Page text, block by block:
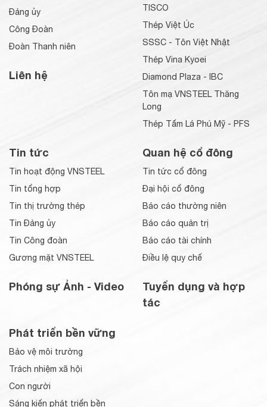
Đảng ủy
Công Đoàn
Đoàn Thanh niên
Liên hệ
TISCO
Thép Việt Úc
SSSC - Tôn Việt Nhật
Thép Vina Kyoei
Diamond Plaza - IBC
Tôn mạ VNSTEEL Thăng
Long
Thép Tấm Lá Phú Mỹ - PFS
Tin tức
Tin hoạt động VNSTEEL
Tin tổng hợp
Tin thị trường thép
Tin Đảng ủy
Tin Công đoàn
Gương mặt VNSTEEL
Phóng sự Ảnh - Video
Quan hệ cổ đông
Tin tức cổ đông
Đại hội cổ đông
Báo cáo thường niên
Báo cáo quản trị
Báo cáo tài chính
Điều lệ quy chế
Tuyển dụng và hợp
tác
Phát triển bền vững
Bảo vệ môi trường
Trách nhiệm xã hội
Con người
Sáng kiến phát triển bền